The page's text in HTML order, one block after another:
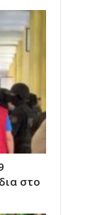
στο